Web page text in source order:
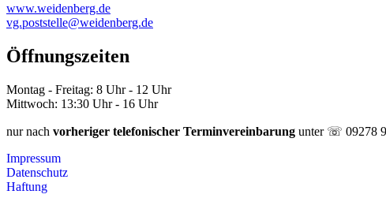
www.weidenberg.de
vg.poststelle@weidenberg.de
Öffnungszeiten
Montag - Freitag: 8 Uhr - 12 Uhr
Mittwoch: 13:30 Uhr - 16 Uhr
nur nach vorheriger telefonischer Terminvereinbarung unter ☏ 09278
Impressum
Datenschutz
Haftung